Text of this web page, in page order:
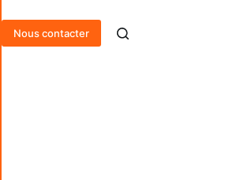
Nous contacter